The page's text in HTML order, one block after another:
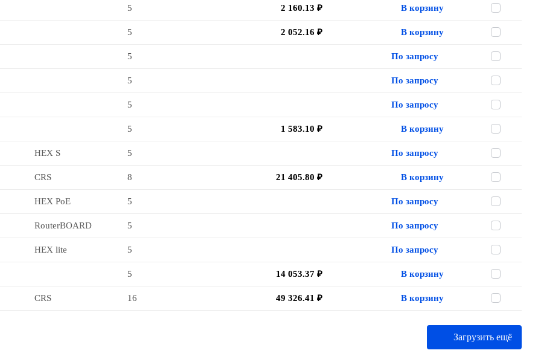
5 2 160.13 ₽ В корзину
5 2 052.16 ₽ В корзину
5 По запросу
5 По запросу
5 По запросу
5 1 583.10 ₽ В корзину
HEX S 5 По запросу
CRS 8 21 405.80 ₽ В корзину
HEX PoE 5 По запросу
RouterBOARD 5 По запросу
HEX lite 5 По запросу
5 14 053.37 ₽ В корзину
CRS 16 49 326.41 ₽ В корзину
Загрузить ещё